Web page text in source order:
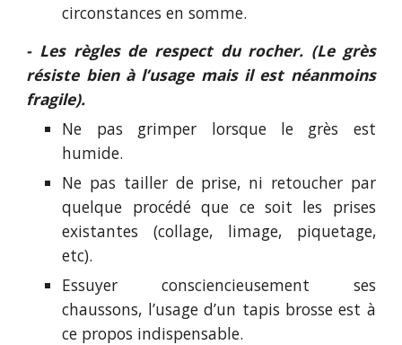
circonstances en somme.
- Les règles de respect du rocher. (Le grès
résiste bien à l’usage mais il est néanmoins
fragile).
Ne pas grimper lorsque le grès est
humide.
Ne pas tailler de prise, ni retoucher par
quelque procédé que ce soit les prises
existantes (collage, limage, piquetage,
etc).
Essuyer consciencieusement ses
chaussons, l’usage d’un tapis brosse est à
ce propos indispensable.